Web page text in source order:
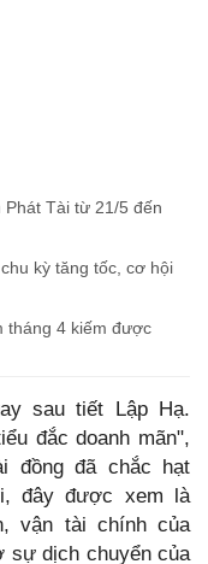
Tài từ 21/5 đến
kỳ tăng tốc, cơ hội
tháng 4 kiếm được
sau tiết Lập Hạ.
đắc doanh mãn",
đồng đã chắc hạt
đây được xem là
vận tài chính của
sự dịch chuyển của